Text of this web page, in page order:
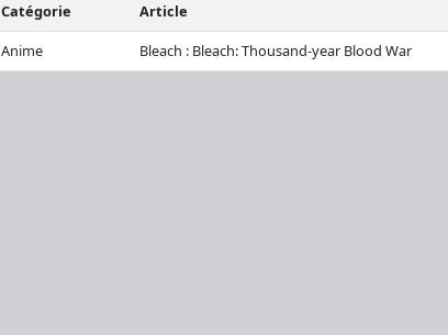
Catégorie Article
Anime Bleach : Bleach: Thousand-year Blood War